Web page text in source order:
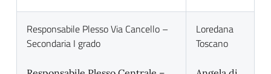
Responsabile Plesso Via Cancello –
Secondaria I grado
Loredana
Toscano